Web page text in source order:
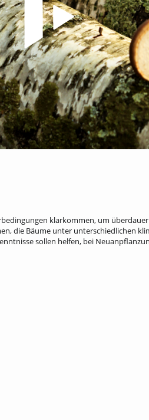
klarkommen, um
die Bäume unter unterschiedlichen
sollen helfen, bei